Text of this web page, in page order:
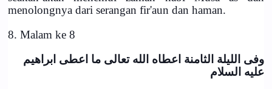
menolongnya dari serangan fir'aun dan haman.
8. Malam ke 8
وفى الليلة الثامنة اعطاه الله تعالى ما اعطى ابراهيم
عليه السلام